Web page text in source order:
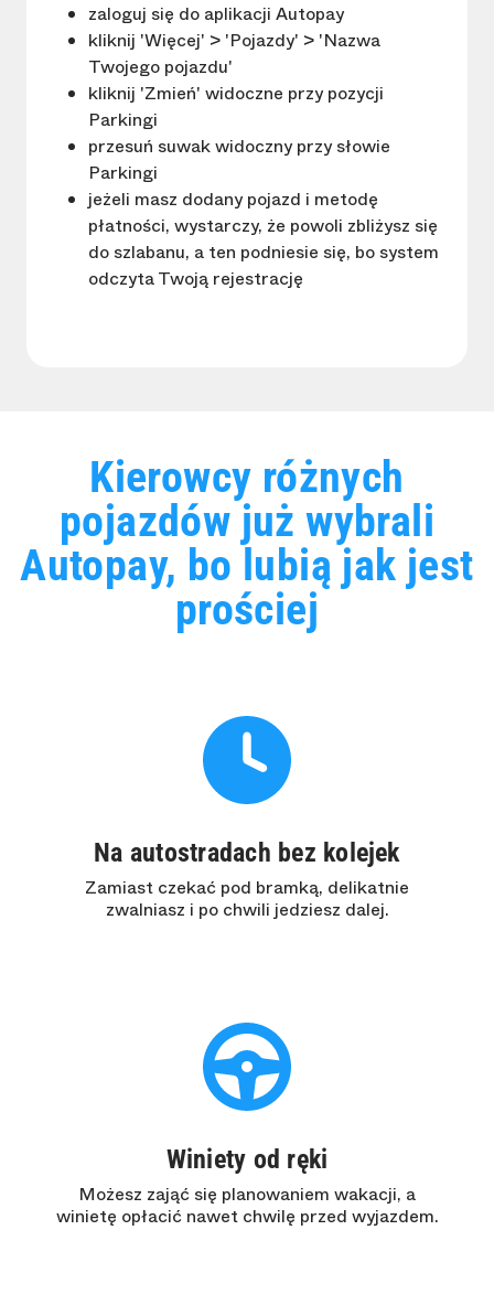
zaloguj się do aplikacji Autopay
kliknij 'Więcej' > 'Pojazdy' > 'Nazwa
Twojego pojazdu'
kliknij 'Zmień' widoczne przy pozycji
Parkingi
przesuń suwak widoczny przy słowie
Parkingi
jeżeli masz dodany pojazd i metodę
płatności, wystarczy, że powoli zbliżysz się
do szlabanu, a ten podniesie się, bo system
odczyta Twoją rejestrację
Kierowcy różnych
pojazdów już wybrali
Autopay, bo lubią jak jest
prościej
Na autostradach bez kolejek
Zamiast czekać pod bramką, delikatnie
zwalniasz i po chwili jedziesz dalej.
Winiety od ręki
Możesz zająć się planowaniem wakacji, a
winietę opłacić nawet chwilę przed wyjazdem.